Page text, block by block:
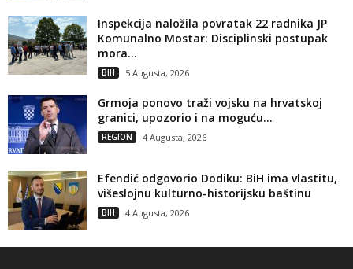
Inspekcija naložila povratak 22 radnika JP
Komunalno Mostar: Disciplinski postupak
mora...
BIH 5 Augusta, 2026
Grmoja ponovo traži vojsku na hrvatskoj
granici, upozorio i na moguću...
REGION 4 Augusta, 2026
Efendić odgovorio Dodiku: BiH ima vlastitu,
višeslojnu kulturno-historijsku baštinu
BIH 4 Augusta, 2026